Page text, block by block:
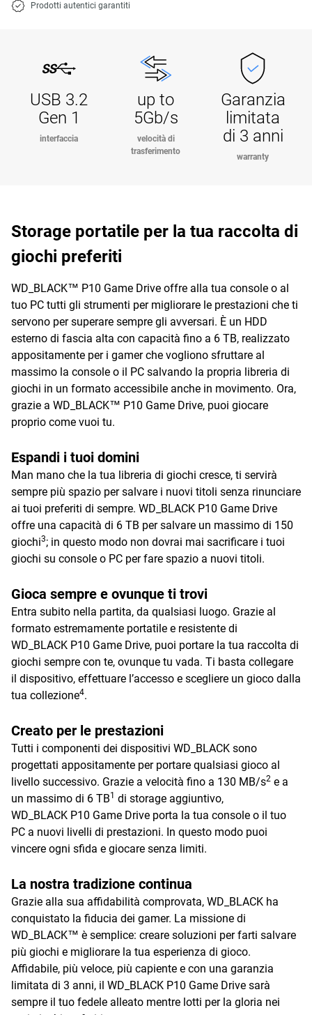
Prodotti autentici garantiti
USB 3.2
Gen 1
interfaccia
up to
5Gb/s
velocità di
trasferimento
Garanzia
limitata
di 3 anni
warranty
Storage portatile per la tua raccolta di
giochi preferiti
WD_BLACK™ P10 Game Drive offre alla tua console o al
tuo PC tutti gli strumenti per migliorare le prestazioni che ti
servono per superare sempre gli avversari. È un HDD
esterno di fascia alta con capacità fino a 6 TB, realizzato
appositamente per i gamer che vogliono sfruttare al
massimo la console o il PC salvando la propria libreria di
giochi in un formato accessibile anche in movimento. Ora,
grazie a WD_BLACK™ P10 Game Drive, puoi giocare
proprio come vuoi tu.
Espandi i tuoi domini
Man mano che la tua libreria di giochi cresce, ti servirà
sempre più spazio per salvare i nuovi titoli senza rinunciare
ai tuoi preferiti di sempre. WD_BLACK P10 Game Drive
offre una capacità di 6 TB per salvare un massimo di 150
giochi3; in questo modo non dovrai mai sacrificare i tuoi
giochi su console o PC per fare spazio a nuovi titoli.
Gioca sempre e ovunque ti trovi
Entra subito nella partita, da qualsiasi luogo. Grazie al
formato estremamente portatile e resistente di
WD_BLACK P10 Game Drive, puoi portare la tua raccolta di
giochi sempre con te, ovunque tu vada. Ti basta collegare
il dispositivo, effettuare l’accesso e scegliere un gioco dalla
tua collezione4.
Creato per le prestazioni
Tutti i componenti dei dispositivi WD_BLACK sono
progettati appositamente per portare qualsiasi gioco al
livello successivo. Grazie a velocità fino a 130 MB/s2 e a
un massimo di 6 TB1 di storage aggiuntivo,
WD_BLACK P10 Game Drive porta la tua console o il tuo
PC a nuovi livelli di prestazioni. In questo modo puoi
vincere ogni sfida e giocare senza limiti.
La nostra tradizione continua
Grazie alla sua affidabilità comprovata, WD_BLACK ha
conquistato la fiducia dei gamer. La missione di
WD_BLACK™ è semplice: creare soluzioni per farti salvare
più giochi e migliorare la tua esperienza di gioco.
Affidabile, più veloce, più capiente e con una garanzia
limitata di 3 anni, il WD_BLACK P10 Game Drive sarà
sempre il tuo fedele alleato mentre lotti per la gloria nei